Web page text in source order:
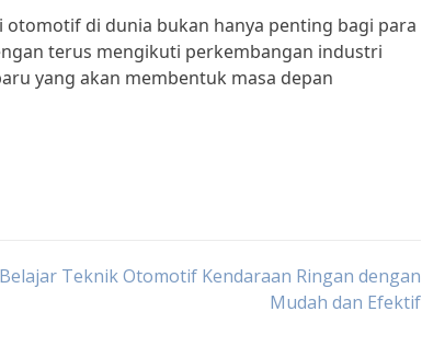
di dunia bukan hanya penting bagi para
terus mengikuti perkembangan industri
yang akan membentuk masa depan
Belajar Teknik Otomotif Kendaraan Ringan dengan
Mudah dan Efektif